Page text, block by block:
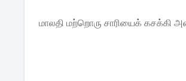
மாலதி மற்றொரு சாரியைக்